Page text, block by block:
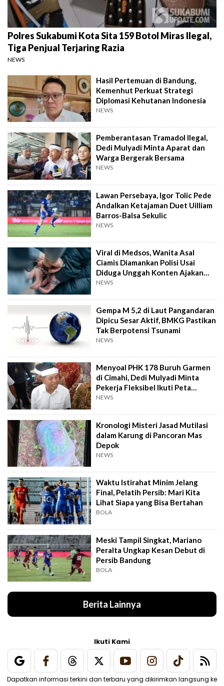
Polres Sukabumi Kota Sita 159 Botol Miras Ilegal,
Tiga Penjual Terjaring Razia
NEWS
Hasil Pertemuan di Bandung,
Kemenhut Perkuat Strategi
Diplomasi Kehutanan Indonesia
NEWS
Pemberantasan Tramadol Ilegal,
Dedi Mulyadi Minta Aparat dan
Warga Bergerak Bersama
NEWS
Lawan Persebaya, Igor Tolic Pede
Andalkan Ketajaman Duet Uilliam
Barros-Balsa Sekulic
NEWS
Viral di Medsos, Wanita Asal
Ciamis Diamankan Polisi Usai
Diduga Unggah Konten Ajakan
Demo
NEWS
Gempa M 5,2 di Laut Pangandaran
Dipicu Sesar Aktif, BMKG Pastikan
Tak Berpotensi Tsunami
NEWS
Menyoal PHK 178 Buruh Garmen
di Cimahi, Dedi Mulyadi Minta
Pekerja Fleksibel Ikuti Peta
Industri
NEWS
Kronologi Misteri Jasad Mutilasi
dalam Karung di Pancoran Mas
Depok
NEWS
Waktu Istirahat Minim Jelang
Final, Pelatih Persib: Mari Kita
Lihat Siapa yang Bisa Bertahan
BOLA
Meski Tampil Singkat, Mariano
Peralta Ungkap Kesan Debut di
Persib Bandung
BOLA
Berita Lainnya
Ikuti Kami
Dapatkan informasi terkini dan terbaru yang dikirimkan langsung ke